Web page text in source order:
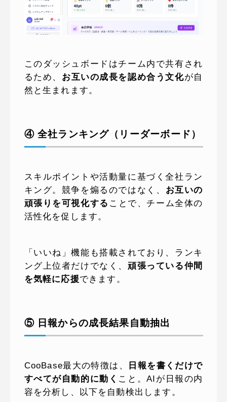
このダッシュボードはチーム内で共有され
るため、 お互いの成長を認め合う文化が自
然と生まれます。
④ 全社ランキング（リーダーボード）
スキルポイントや活動量に基づく全社ラン
キング。競争を煽るのではなく、 お互いの
頑張りを可視化する ことで、チーム全体の
活性化を促します。
「いいね」機能も搭載されており、ランキ
ング上位者だけでなく、頑張っている仲間
を気軽に応援できます。
⑤ 日報からの成長結果自動抽出
CooBase最大の特徴は、
日報を書くだけで
すべてが自動的に動く こと。AIが日報の内
容を分析し、以下を自動検出します。